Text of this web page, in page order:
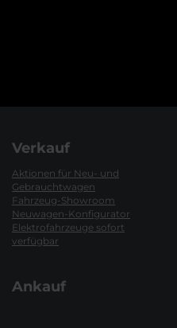
Verkauf
Aktionen für Neu- und
Gebrauchtwagen
Fahrzeug-Showroom
Neuwagen-Konfigurator
Elektrofahrzeuge sofort
verfügbar
Ankauf